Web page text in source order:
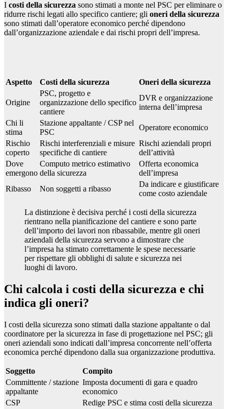
I costi della sicurezza sono stimati a monte nel PSC per eliminare o
ridurre rischi legati allo specifico cantiere; gli oneri della sicurezza
sono stimati dall’operatore economico perché dipendono
dall’organizzazione aziendale e dai rischi propri dell’impresa.
Aspetto Costi della sicurezza Oneri della sicurezza
Origine
PSC, progetto e
organizzazione dello specifico
cantiere
DVR e organizzazione
interna dell’impresa
Chi li
stima
Stazione appaltante / CSP nel
PSC
Operatore economico
Rischio
coperto
Rischi interferenziali e misure
specifiche di cantiere
Rischi aziendali propri
dell’attività
Dove
emergono
Computo metrico estimativo
della sicurezza
Offerta economica
dell’impresa
Ribasso
Non soggetti a ribasso
Da indicare e giustificare
come costo aziendale
La distinzione è decisiva perché i costi della sicurezza
rientrano nella pianificazione del cantiere e sono parte
dell’importo dei lavori non ribassabile, mentre gli oneri
aziendali della sicurezza servono a dimostrare che
l’impresa ha stimato correttamente le spese necessarie
per rispettare gli obblighi di salute e sicurezza nei
luoghi di lavoro.
Chi calcola i costi della sicurezza e chi
indica gli oneri?
I costi della sicurezza sono stimati dalla stazione appaltante o dal
coordinatore per la sicurezza in fase di progettazione nel PSC; gli
oneri aziendali sono indicati dall’impresa concorrente nell’offerta
economica perché dipendono dalla sua organizzazione produttiva.
Soggetto
Compito
Committente / stazione
appaltante
Imposta documenti di gara e quadro
economico
CSP
Redige PSC e stima costi della sicurezza